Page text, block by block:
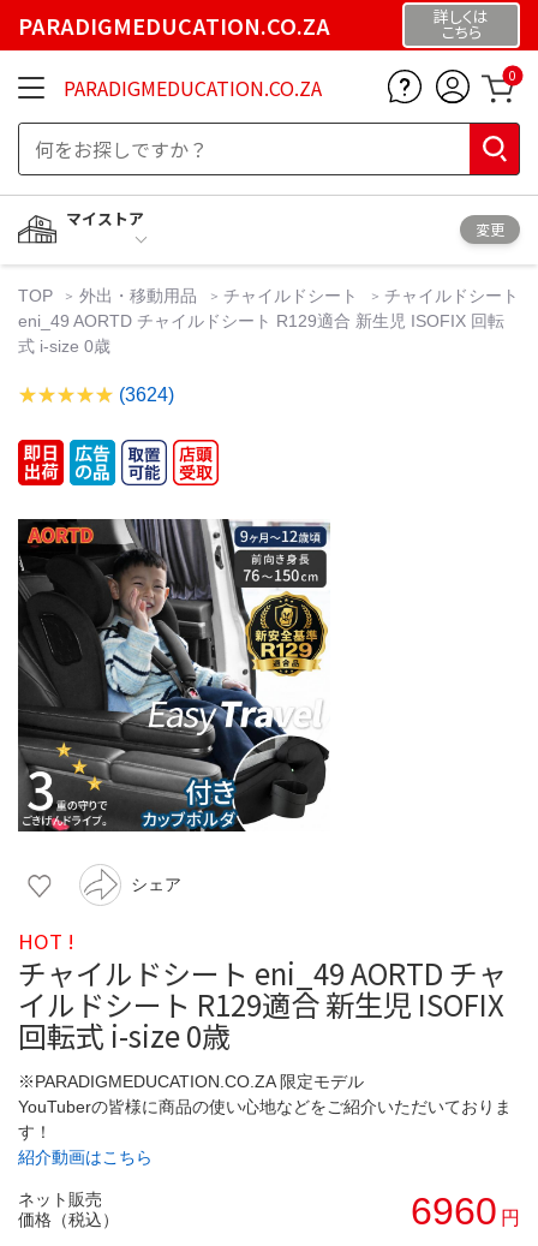
PARADIGMEDUCATION.CO.ZA 詳しくは
こちら
PARADIGMEDUCATION.CO.ZA 0
マイストア
変更
TOP 外出・移動用品 チャイルドシート
チャイルドシート
eni_49 AORTD チャイルドシート R129適合 新生児 ISOFIX 回転
式 i-size 0歳
(3624)
シェア
HOT !
チャイルドシート eni_49 AORTD チャ
イルドシート R129適合 新生児 ISOFIX
回転式 i-size 0歳
※PARADIGMEDUCATION.CO.ZA 限定モデル
YouTuberの皆様に商品の使い心地などをご紹介いただいておりま
す！
紹介動画はこちら
ネット販売
価格（税込）
6960 円